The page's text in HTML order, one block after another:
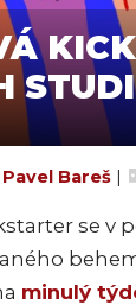
Pavel Bareš |
se v
minulý